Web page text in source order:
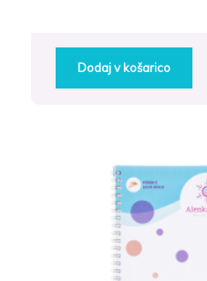
Dodaj v košarico